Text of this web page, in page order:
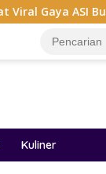
Bubuk, Ini
Kuliner